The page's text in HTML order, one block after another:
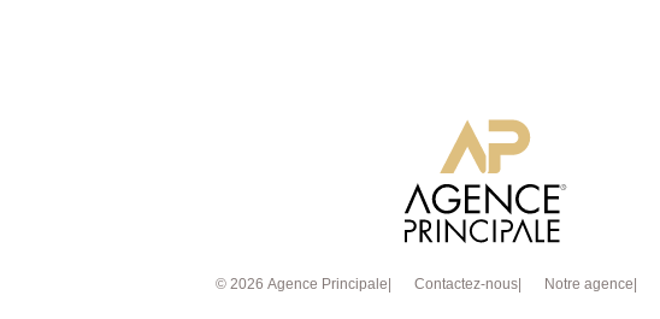
© 2026 Agence Principale Contactez-nous Notre agence